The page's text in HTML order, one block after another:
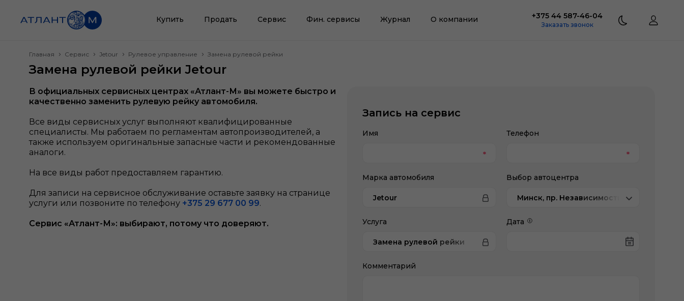
Купить Продать Сервис Фин. сервисы Журнал О компании +375 44 587-46-04
Заказать звонок
Главная Сервис Jetour Рулевое управление Замена рулевой рейки
Замена рулевой рейки Jetour
В официальных сервисных центрах «Атлант-М» вы можете быстро и
качественно заменить рулевую рейку автомобиля.
Все виды сервисных услуг выполняют квалифицированные
специалисты. Мы работаем по регламентам автопроизводителей, а
также используем оригинальные запасные части и рекомендованные
аналоги.
На все виды работ предоставляем гарантию.
Для записи на сервисное обслуживание оставьте заявку на странице
услуги или позвоните по телефону +375 29 677 00 99.
Сервис «Атлант-М»: выбирают, потому что доверяют.
Запись на сервис
Имя Телефон
Марка автомобиля
Jetour
Выбор автоцентра
Минск, пр. Независимости, 202/1, Jetour
Услуга
Замена рулевой рейки
Дата
Комментарий